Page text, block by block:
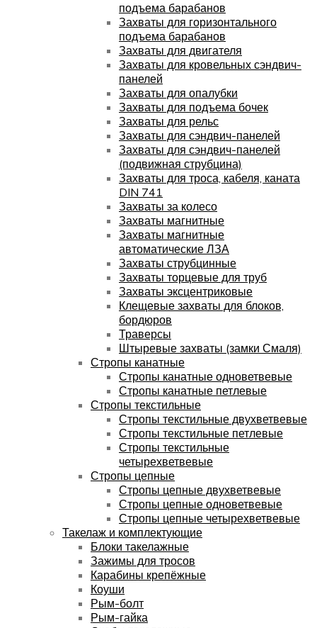
подъема барабанов
Захваты для горизонтального
подъема барабанов
Захваты для двигателя
Захваты для кровельных сэндвич-
панелей
Захваты для опалубки
Захваты для подъема бочек
Захваты для рельс
Захваты для сэндвич-панелей
Захваты для сэндвич-панелей
(подвижная струбцина)
Захваты для троса, кабеля, каната
DIN 741
Захваты за колесо
Захваты магнитные
Захваты магнитные
автоматические ЛЗА
Захваты струбцинные
Захваты торцевые для труб
Захваты эксцентриковые
Клещевые захваты для блоков,
бордюров
Траверсы
Штыревые захваты (замки Смаля)
Стропы канатные
Стропы канатные одноветвевые
Стропы канатные петлевые
Стропы текстильные
Стропы текстильные двухветвевые
Стропы текстильные петлевые
Стропы текстильные
четырехветвевые
Стропы цепные
Стропы цепные двухветвевые
Стропы цепные одноветвевые
Стропы цепные четырехветвевые
Такелаж и комплектующие
Блоки такелажные
Зажимы для тросов
Карабины крепёжные
Коуши
Рым-болт
Рым-гайка